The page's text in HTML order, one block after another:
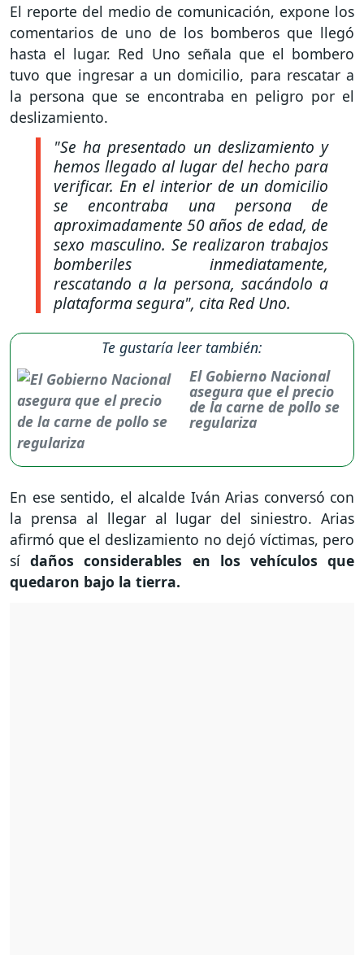
El reporte del medio de comunicación, expone los
comentarios de uno de los bomberos que llegó
hasta el lugar. Red Uno señala que el bombero
tuvo que ingresar a un domicilio, para rescatar a
la persona que se encontraba en peligro por el
deslizamiento.
"Se ha presentado un deslizamiento y
hemos llegado al lugar del hecho para
verificar. En el interior de un domicilio
se encontraba una persona de
aproximadamente 50 años de edad, de
sexo masculino. Se realizaron trabajos
bomberiles inmediatamente,
rescatando a la persona, sacándolo a
plataforma segura", cita Red Uno.
Te gustaría leer también:
El Gobierno Nacional
asegura que el precio
de la carne de pollo se
regulariza
En ese sentido, el alcalde Iván Arias conversó con
la prensa al llegar al lugar del siniestro. Arias
afirmó que el deslizamiento no dejó víctimas, pero
sí daños considerables en los vehículos que
quedaron bajo la tierra.